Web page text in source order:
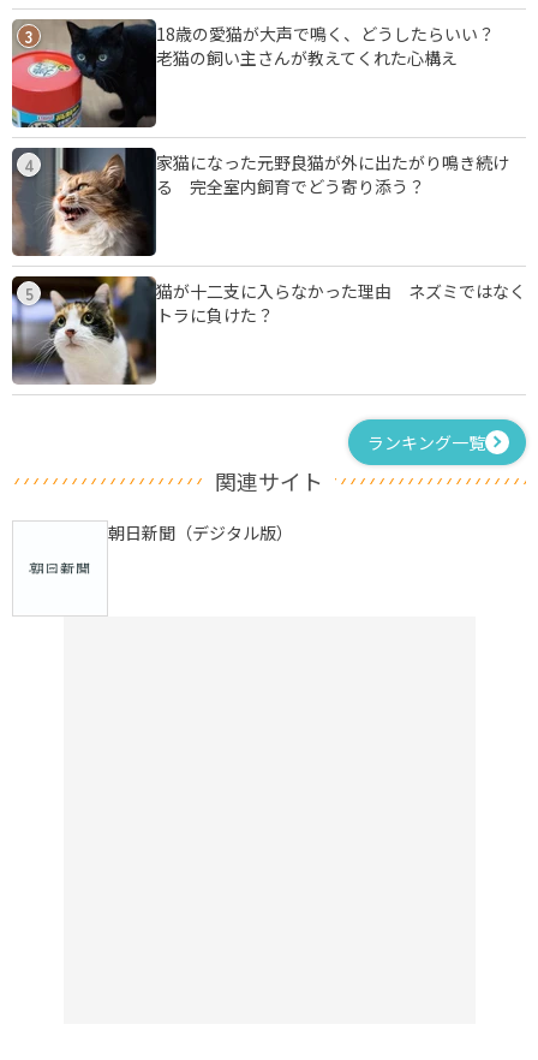
3
18歳の愛猫が大声で鳴く、どうしたらいい？
老猫の飼い主さんが教えてくれた心構え
4
家猫になった元野良猫が外に出たがり鳴き続け
る 完全室内飼育でどう寄り添う？
5
猫が十二支に入らなかった理由 ネズミではなく
トラに負けた？
ランキング一覧
関連サイト
朝日新聞（デジタル版）